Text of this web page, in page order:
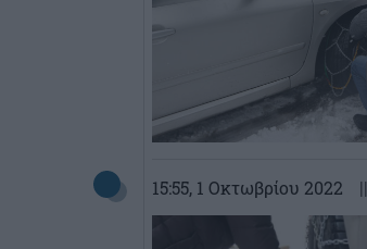
15:55, 1 Οκτωβρίου 2022 ||